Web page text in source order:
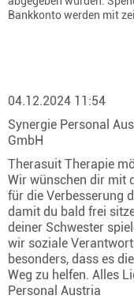
Bankkonto werden mit
04.12.2024 11:54
Synergie Personal
GmbH
Therasuit Therapie
Wir wünschen dir mit
für die Verbesserung
damit du bald frei
deiner Schwester
wir soziale
besonders, dass es
Weg zu helfen. Alles
Personal Austria